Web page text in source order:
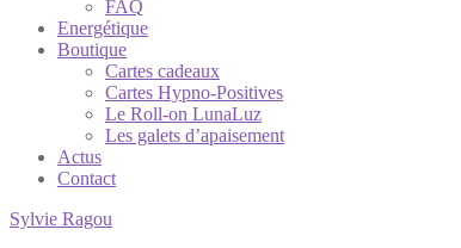
FAQ
Energétique
Boutique
Cartes cadeaux
Cartes Hypno-Positives
Le Roll-on LunaLuz
Les galets d’apaisement
Actus
Contact
Sylvie Ragou